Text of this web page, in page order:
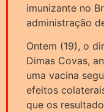
imunizante no
administração
Ontem (19), o
Dimas Covas,
uma vacina
efeitos
que os